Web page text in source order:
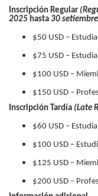
Inscripción Regular
2025 hasta 30
$50 USD –
$75 USD –
$100 USD –
$150 USD –
Inscripción Tardía (Late
$60 USD –
$100 USD –
$125 USD –
$200 USD –